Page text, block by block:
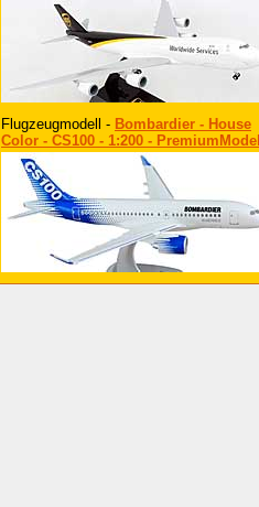
Flugzeugmodell - Bombardier - House
Color - CS100 - 1:200 - PremiumModell